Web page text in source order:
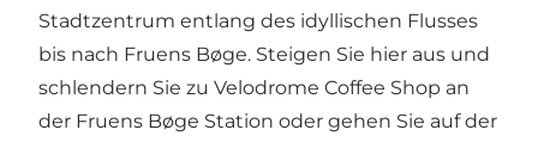
Stadtzentrum entlang des idyllischen Flusses
bis nach Fruens Bøge. Steigen Sie hier aus und
schlendern Sie zu Velodrome Coffee Shop an
der Fruens Bøge Station oder gehen Sie auf der